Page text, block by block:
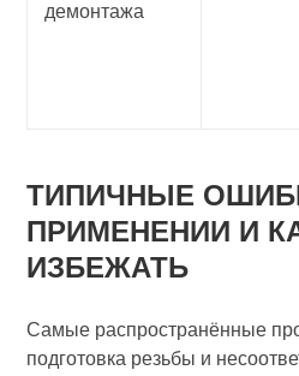
демонтажа
ТИПИЧНЫЕ
ПРИМЕНЕНИИ И
ИЗБЕЖАТЬ
Самые распространённые
подготовка резьбы и